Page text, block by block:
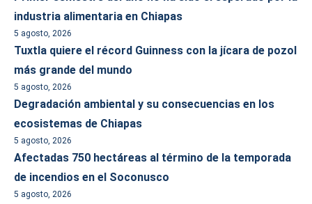
industria alimentaria en Chiapas
5 agosto, 2026
Tuxtla quiere el récord Guinness con la jícara de pozol
más grande del mundo
5 agosto, 2026
Degradación ambiental y su consecuencias en los
ecosistemas de Chiapas
5 agosto, 2026
Afectadas 750 hectáreas al término de la temporada
de incendios en el Soconusco
5 agosto, 2026